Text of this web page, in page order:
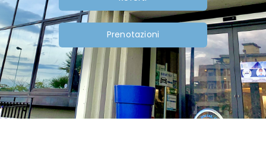
Prenotazioni